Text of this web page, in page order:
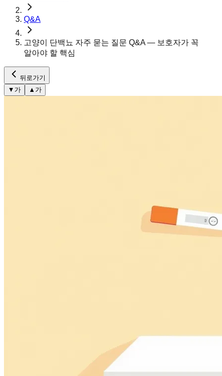
Q&A
고양이 단백뇨 자주 묻는 질문 Q&A — 보호자가 꼭
알아야 할 핵심
뒤로가기
▼ 가 ▲ 가